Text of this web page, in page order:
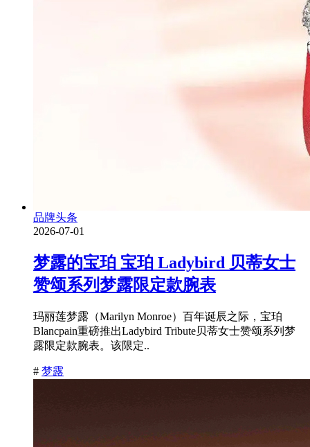
品牌头条
2026-07-01
梦露的宝珀 宝珀 Ladybird 贝蒂女士
赞颂系列梦露限定款腕表
玛丽莲梦露（Marilyn Monroe）百年诞辰之际，宝珀
Blancpain重磅推出Ladybird Tribute贝蒂女士赞颂系列梦
露限定款腕表。该限定..
# 梦露